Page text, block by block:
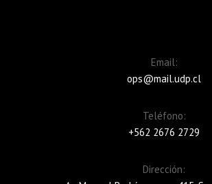
Email:
ops@mail.udp.cl
Teléfono:
+562 2676 2729
Dirección: